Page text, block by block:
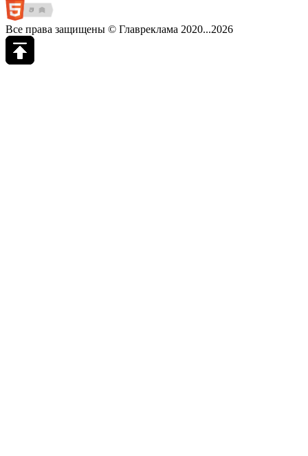
Все права защищены © Главреклама 2020...2026